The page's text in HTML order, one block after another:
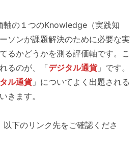
軸の１つのKnowledge（実践知
ソンが課題解決のために必要な実
るかどうかを測る評価軸です。こ
るのが、「デジタル通貨」です。
ル通貨」についてよく出題される
きます。
以下のリンク先をご確認くださ